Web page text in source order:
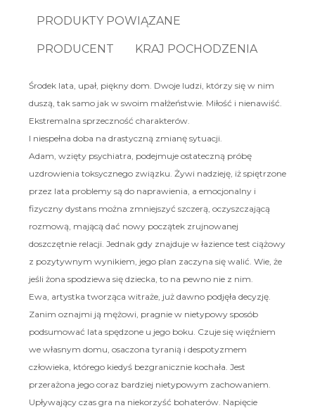
PRODUKTY POWIĄZANE
PRODUCENT KRAJ POCHODZENIA
Środek lata, upał, piękny dom. Dwoje ludzi, którzy się w nim
duszą, tak samo jak w swoim małżeństwie. Miłość i nienawiść.
Ekstremalna sprzeczność charakterów.
I niespełna doba na drastyczną zmianę sytuacji.
Adam, wzięty psychiatra, podejmuje ostateczną próbę
uzdrowienia toksycznego związku. Żywi nadzieję, iż spiętrzone
przez lata problemy są do naprawienia, a emocjonalny i
fizyczny dystans można zmniejszyć szczerą, oczyszczającą
rozmową, mającą dać nowy początek zrujnowanej
doszczętnie relacji. Jednak gdy znajduje w łazience test ciążowy
z pozytywnym wynikiem, jego plan zaczyna się walić. Wie, że
jeśli żona spodziewa się dziecka, to na pewno nie z nim.
Ewa, artystka tworząca witraże, już dawno podjęła decyzję.
Zanim oznajmi ją mężowi, pragnie w nietypowy sposób
podsumować lata spędzone u jego boku. Czuje się więźniem
we własnym domu, osaczona tyranią i despotyzmem
człowieka, którego kiedyś bezgranicznie kochała. Jest
przerażona jego coraz bardziej nietypowym zachowaniem.
Upływający czas gra na niekorzyść bohaterów. Napięcie